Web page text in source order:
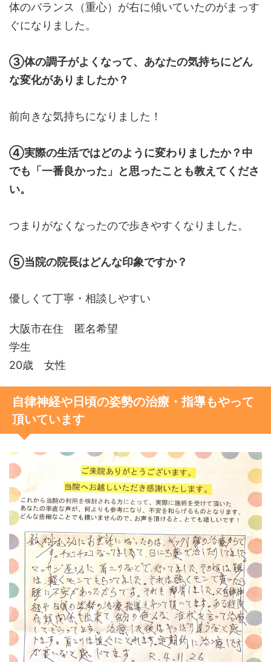
体のバランス（重心）が右に傾いていたのがまっす
ぐになりました。
③体の調子がよくなって、あなたの気持ちにどん
な変化がありましたか？
前向きな気持ちになりました！
④実際の生活ではどのように変わりましたか？中
でも「一番良かった」と思ったことも教えてくださ
い。
つまりがなくなったので歩きやすくなりました。
⑤当院の院長はどんな印象ですか？
優しくて丁寧・相談しやすい
大阪市在住 匿名希望
学生
20歳 女性
自律神経や日頃の姿勢の治療・指導もやって
頂いています